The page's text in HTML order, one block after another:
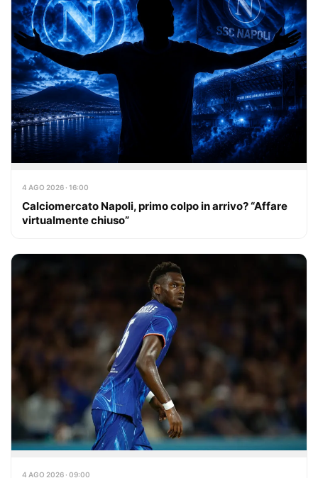
4 AGO 2026 · 16:00
Calciomercato Napoli, primo colpo in arrivo? “Affare
virtualmente chiuso”
4 AGO 2026 · 09:00